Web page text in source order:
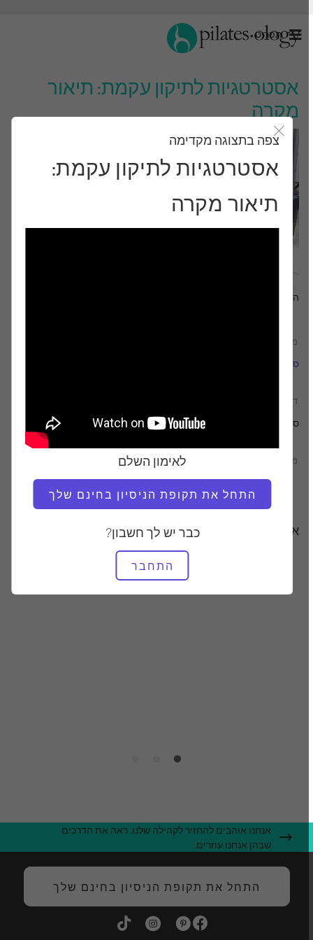
תַפרִיט
אסטרטגיות לתיקון עקמת: תיאור
מקרה
סגור את מודאל
צפה בתצוגה מקדימה
אסטרטגיות לתיקון עקמת:
תיאור מקרה
לאימון השלם
התחל את תקופת הניסיון בחינם שלך
כבר יש לך חשבון?
התחבר
התבונן ותלמד
מוֹרֶה
סבינה פורמישלה
דרוש ציוד
סטודיו שלם
מצא שיעורים דומים עבור
סטודיו שלם
אימונים אחרים שאולי תאהבו
אנחנו אוהבים להחזיר לקהילה שלנו. ראה את הדרכים
שבהן אנחנו עוזרים.
התחל את תקופת הניסיון בחינם שלך